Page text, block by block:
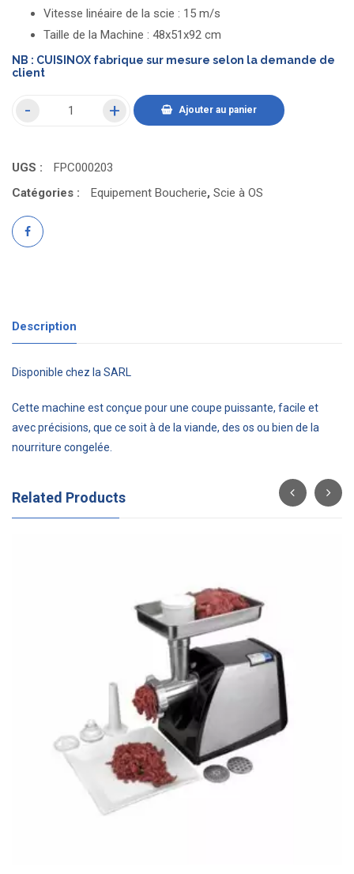
Vitesse linéaire de la scie : 15 m/s
Taille de la Machine : 48x51x92 cm
NB : CUISINOX fabrique sur mesure selon la demande de
client
Ajouter au panier
UGS :
FPC000203
Catégories :
Equipement Boucherie, Scie à OS
Description
Disponible chez la SARL
Cette machine est conçue pour une coupe puissante, facile et
avec précisions, que ce soit à de la viande, des os ou bien de la
nourriture congelée.
Related Products